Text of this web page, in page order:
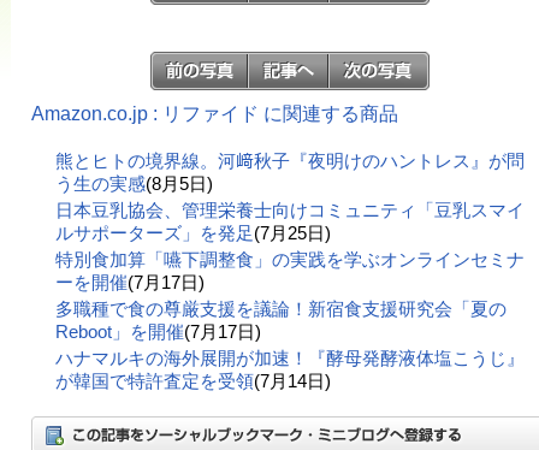
Amazon.co.jp : リファイド に関連する商品
熊とヒトの境界線。河﨑秋子『夜明けのハントレス』が問
う生の実感(8月5日)
日本豆乳協会、管理栄養士向けコミュニティ「豆乳スマイ
ルサポーターズ」を発足(7月25日)
特別食加算「嚥下調整食」の実践を学ぶオンラインセミナ
ーを開催(7月17日)
多職種で食の尊厳支援を議論！新宿食支援研究会「夏の
Reboot」を開催(7月17日)
ハナマルキの海外展開が加速！『酵母発酵液体塩こうじ』
が韓国で特許査定を受領(7月14日)